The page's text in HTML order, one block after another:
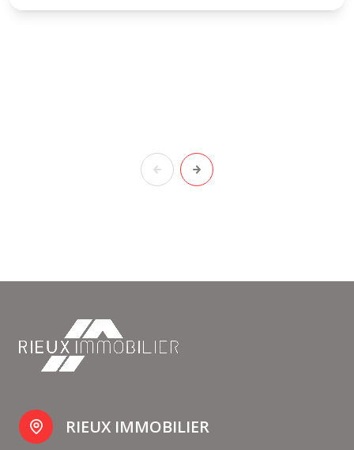
RIEUX IMMOBILIER